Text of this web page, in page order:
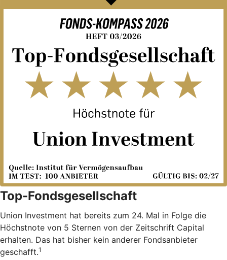
Top-Fondsgesellschaft
Union Investment hat bereits zum 24. Mal in Folge die
Höchstnote von 5 Sternen von der Zeitschrift Capital
erhalten. Das hat bisher kein anderer Fondsanbieter
geschafft.1